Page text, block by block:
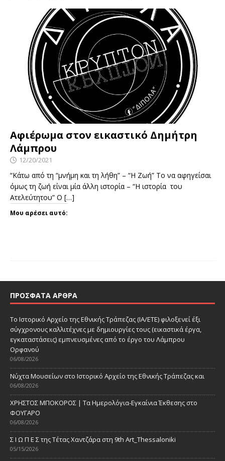
Αφιέρωμα στον εικαστικό Δημήτρη
Λάμπρου
12/20/2021
“Κάτω από τη “μνήμη και τη λήθη” – “Η Ζωή” Το να αφηγείσαι
όμως τη ζωή είναι μία άλλη ιστορία – “Η ιστορία του
Ατελεύτητου” Ο […]
Μου αρέσει αυτό:
ΠΡΌΣΦΑΤΑ ΆΡΘΡΑ
Το Ιστορικό Αρχείο της Εθνικής Τράπεζας (ΙΑ/ΕΤΕ) φιλοξενεί έξι
σύγχρονους καλλιτέχνες με δημιουργίες τους (εικαστικά έργα,
εγκαταστάσεις) εμπνευσμένες από το έργο του Λάμπρου
Ορφανού
06/08/2026
Νύχτα Μουσείων στο Ιστορικό Αρχείο της Εθνικής Τράπεζας και
06/08/2026
ΧΡΗΣΤΟΣ ΜΠΟΚΟΡΟΣ | Τα Ημερολόγια-Εγκαίνια Έκθεσης στο
ΦΟΥΓΑΡΟ
06/08/2026
Σ Ι Ω Π Ε Σ της Τέτας Χαντζάρα στη 9th Art_Thessaloniki
05/15/2026